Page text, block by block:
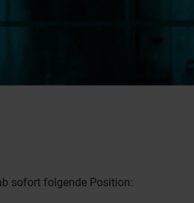
sofort folgende Position: